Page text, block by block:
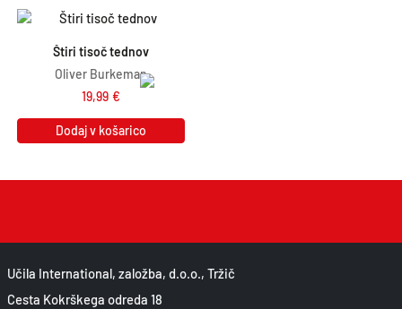
Štiri tisoč tednov
Oliver Burkeman
19,99 €
Dodaj v košarico
Učila International, založba, d.o.o., Tržič
Cesta Kokrškega odreda 18